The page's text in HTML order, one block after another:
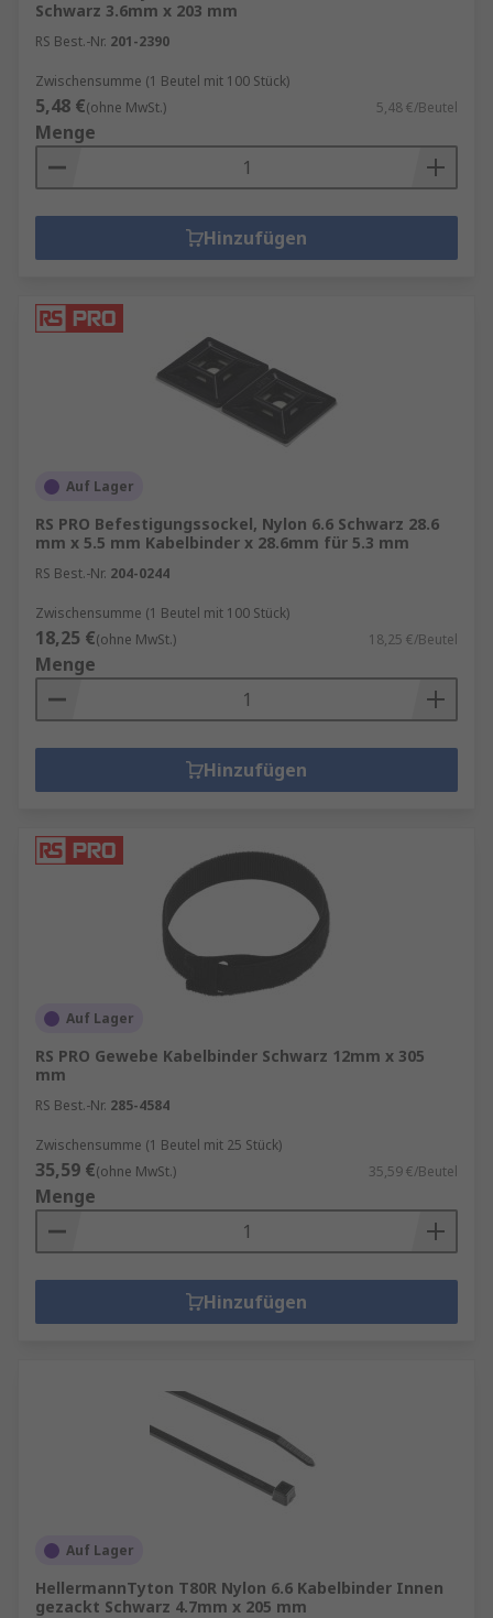
Schwarz 3.6mm x 203 mm
RS Best.-Nr. 201-2390
Zwischensumme (1 Beutel mit 100 Stück)
5,48 €(ohne MwSt.) 5,48 €/Beutel
Menge
Hinzufügen
Auf Lager
RS PRO Befestigungssockel, Nylon 6.6 Schwarz 28.6
mm x 5.5 mm Kabelbinder x 28.6mm für 5.3 mm
RS Best.-Nr. 204-0244
Zwischensumme (1 Beutel mit 100 Stück)
18,25 €(ohne MwSt.) 18,25 €/Beutel
Menge
Hinzufügen
Auf Lager
RS PRO Gewebe Kabelbinder Schwarz 12mm x 305
mm
RS Best.-Nr. 285-4584
Zwischensumme (1 Beutel mit 25 Stück)
35,59 €(ohne MwSt.) 35,59 €/Beutel
Menge
Hinzufügen
Auf Lager
HellermannTyton T80R Nylon 6.6 Kabelbinder Innen
gezackt Schwarz 4.7mm x 205 mm